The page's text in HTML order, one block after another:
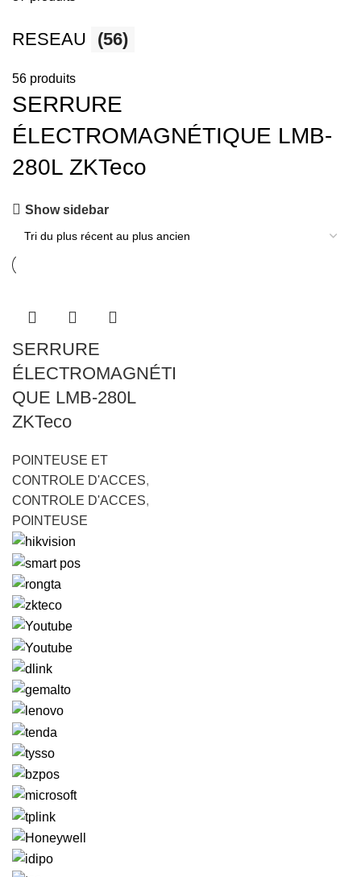
RESEAU (56)
56 produits
SERRURE
ÉLECTROMAGNÉTIQUE LMB-
280L ZKTeco
Show sidebar
SERRURE
ÉLECTROMAGNÉTI
QUE LMB-280L
ZKTeco
POINTEUSE ET
CONTROLE D'ACCES,
CONTROLE D'ACCES,
POINTEUSE